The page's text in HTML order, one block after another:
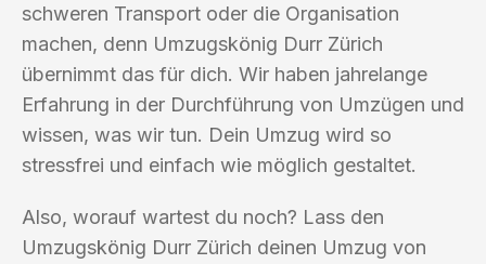
schweren Transport oder die Organisation
machen, denn Umzugskönig Durr Zürich
übernimmt das für dich. Wir haben jahrelange
Erfahrung in der Durchführung von Umzügen und
wissen, was wir tun. Dein Umzug wird so
stressfrei und einfach wie möglich gestaltet.
Also, worauf wartest du noch? Lass den
Umzugskönig Durr Zürich deinen Umzug von